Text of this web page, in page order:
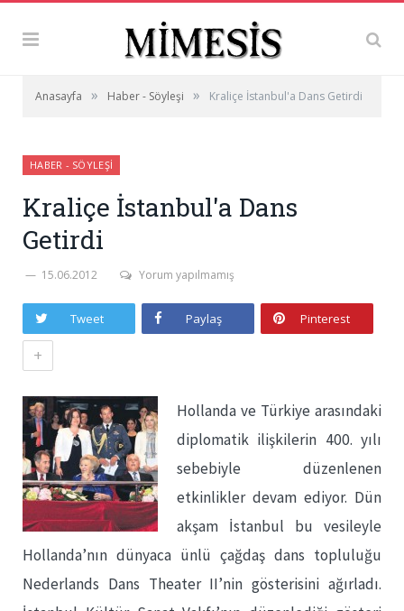
Anasayfa » Haber - Söyleşi » Kraliçe İstanbul'a Dans Getirdi
HABER - SÖYLEŞI
Kraliçe İstanbul'a Dans
Getirdi
15.06.2012 Yorum yapılmamış
Tweet Paylaş Pinterest
+
Hollanda ve Türkiye arasındaki
diplomatik ilişkilerin 400. yılı
sebebiyle düzenlenen
etkinlikler devam ediyor. Dün
akşam İstanbul bu vesileyle
Hollanda’nın dünyaca ünlü çağdaş dans topluluğu
Nederlands Dans Theater II’nin gösterisini ağırladı.